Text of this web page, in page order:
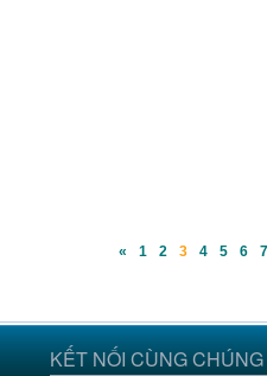
« 1 2 3 4 5 6 7
KẾT NỐI CÙNG CHÚNG